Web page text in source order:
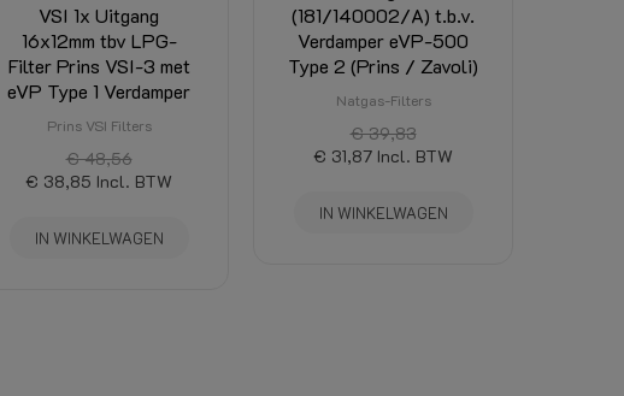
VSI 1x Uitgang
16x12mm tbv LPG-
Filter Prins VSI-3 met
eVP Type 1 Verdamper
Prins VSI Filters
€ 48,56
€ 38,85 Incl. BTW
IN WINKELWAGEN
(181/140002/A) t.b.v.
Verdamper eVP-500
Type 2 (Prins / Zavoli)
Natgas-Filters
€ 39,83
€ 31,87 Incl. BTW
IN WINKELWAGEN